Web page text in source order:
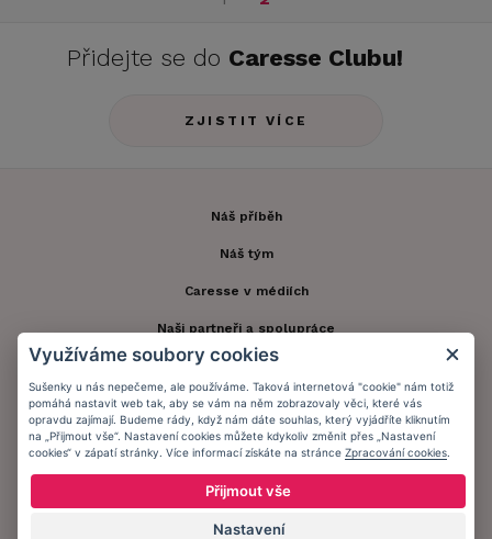
Přidejte se do Caresse Clubu!
ZJISTIT VÍCE
Náš příběh
Náš tým
Caresse v médiích
Naši partneři a spolupráce
Etika
Speciální péče
Kontakt
Zákaznický účet
Využíváme soubory cookies
Sušenky u nás nepečeme, ale používáme. Taková internetová "cookie" nám totiž
pomáhá nastavit web tak, aby se vám na něm zobrazovaly věci, které vás
opravdu zajímají. Budeme rády, když nám dáte souhlas, který vyjádříte kliknutím
na „Přijmout vše“. Nastavení cookies můžete kdykoliv změnit přes „Nastavení
cookies“ v zápatí stránky. Více informací získáte na stránce Zpracování cookies
Přijmout vše
Nastavení